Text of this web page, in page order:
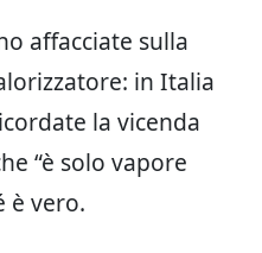
affacciate sulla
in Italia
la vicenda
“è solo vapore
è vero.